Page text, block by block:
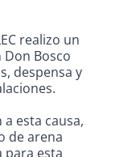
realizo un
Don Bosco
despensa y
esta causa,
de arena
para esta